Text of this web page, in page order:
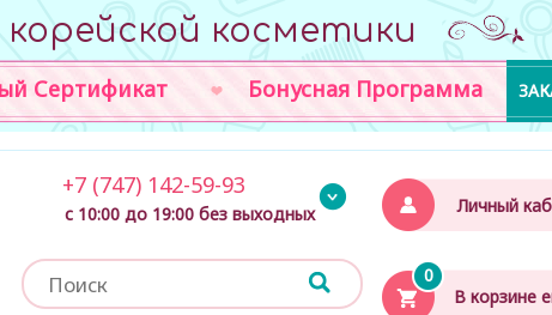
косметики
Сертификат Бонусная Программа
Личный
0
В корзине
+7 (747) 142-59-93
с 10:00 до 19:00 без выходных